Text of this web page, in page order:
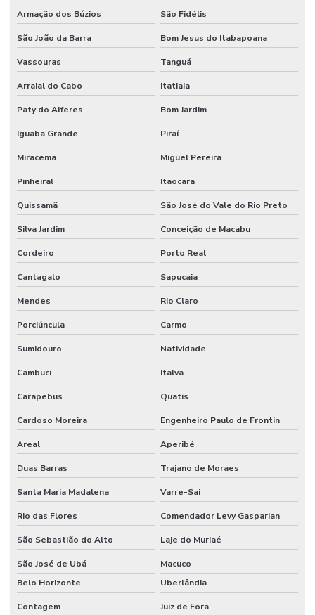
Higienização Profunda De Escritórios E Sanitários
Inspeções Regulares De Equipamentos
Limpeza De Ambientes
Limpeza De Ambientes Industriais
Limpeza De Áreas De Convivência
Limpeza De Áreas Externas E Jardins
Limpeza De Áreas Industriais
Limpeza De Banheiros Comerciais
Limpeza De Banheiros E Áreas Comuns
Limpeza De Escritórios E Ambientes Comerciais
Limpeza De Estruturas E Pisos Industriais
Limpeza De Estruturas Industriais
Limpeza De Pisos Industriais
Limpeza De Pneus E Equipamentos Industriais
Limpeza De Pós Obra E Conservação
Limpeza De Recepção E Corredores
Limpeza E Conservação
Limpeza E Conservação De Ambientes Corporativos
Limpeza de espaços corporativos
Limpeza Especializada Para Ambientes Comerciais
Armação dos Búzios São Fidélis
São João da Barra Bom Jesus do Itabapoana
Vassouras Tanguá
Arraial do Cabo Itatiaia
Paty do Alferes Bom Jardim
Iguaba Grande Piraí
Miracema Miguel Pereira
Pinheiral Itaocara
Quissamã São José do Vale do Rio Preto
Silva Jardim Conceição de Macabu
Cordeiro Porto Real
Cantagalo Sapucaia
Mendes Rio Claro
Porciúncula Carmo
Sumidouro Natividade
Cambuci Italva
Carapebus Quatis
Cardoso Moreira Engenheiro Paulo de Frontin
Areal Aperibé
Duas Barras Trajano de Moraes
Santa Maria Madalena Varre-Sai
Rio das Flores Comendador Levy Gasparian
São Sebastião do Alto Laje do Muriaé
São José de Ubá
Macuco
Belo Horizonte
Uberlândia
Contagem Juiz de Fora